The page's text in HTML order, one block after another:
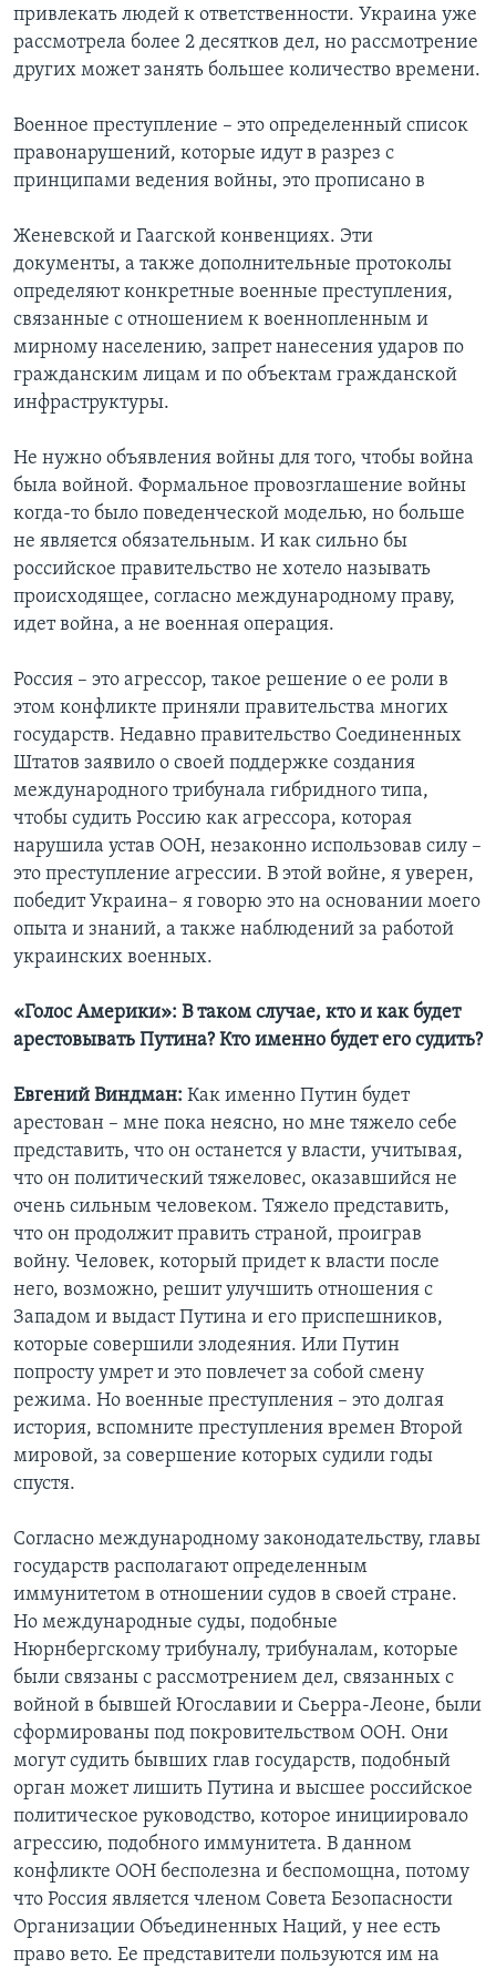
привлекать людей к ответственности. Украина уже
рассмотрела более 2 десятков дел, но рассмотрение
других может занять большее количество времени.
Военное преступление – это определенный список
правонарушений, которые идут в разрез с
принципами ведения войны, это прописано в
Женевской и Гаагской конвенциях. Эти
документы, а также дополнительные протоколы
определяют конкретные военные преступления,
связанные с отношением к военнопленным и
мирному населению, запрет нанесения ударов по
гражданским лицам и по объектам гражданской
инфраструктуры.
Не нужно объявления войны для того, чтобы война
была войной. Формальное провозглашение войны
когда-то было поведенческой моделью, но больше
не является обязательным. И как сильно бы
российское правительство не хотело называть
происходящее, согласно международному праву,
идет война, а не военная операция.
Россия – это агрессор, такое решение о ее роли в
этом конфликте приняли правительства многих
государств. Недавно правительство Соединенных
Штатов заявило о своей поддержке создания
международного трибунала гибридного типа,
чтобы судить Россию как агрессора, которая
нарушила устав ООН, незаконно использовав силу –
это преступление агрессии. В этой войне, я уверен,
победит Украина– я говорю это на основании моего
опыта и знаний, а также наблюдений за работой
украинских военных.
«Голос Америки»: В таком случае, кто и как будет
арестовывать Путина? Кто именно будет его судить?
Евгений Виндман: Как именно Путин будет
арестован – мне пока неясно, но мне тяжело себе
представить, что он останется у власти, учитывая,
что он политический тяжеловес, оказавшийся не
очень сильным человеком. Тяжело представить,
что он продолжит править страной, проиграв
войну. Человек, который придет к власти после
него, возможно, решит улучшить отношения с
Западом и выдаст Путина и его приспешников,
которые совершили злодеяния. Или Путин
попросту умрет и это повлечет за собой смену
режима. Но военные преступления – это долгая
история, вспомните преступления времен Второй
мировой, за совершение которых судили годы
спустя.
Согласно международному законодательству, главы
государств располагают определенным
иммунитетом в отношении судов в своей стране.
Но международные суды, подобные
Нюрнбергскому трибуналу, трибуналам, которые
были связаны с рассмотрением дел, связанных с
войной в бывшей Югославии и Сьерра-Леоне, были
сформированы под покровительством ООН. Они
могут судить бывших глав государств, подобный
орган может лишить Путина и высшее российское
политическое руководство, которое инициировало
агрессию, подобного иммунитета. В данном
конфликте ООН бесполезна и беспомощна, потому
что Россия является членом Совета Безопасности
Организации Объединенных Наций, у нее есть
право вето. Ее представители пользуются им на